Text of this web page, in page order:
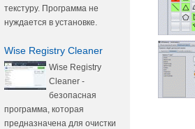
текстуру. Программа не
нуждается в установке.
Wise Registry Cleaner
Wise Registry
Cleaner -
безопасная
программа, которая
предназначена для очистки